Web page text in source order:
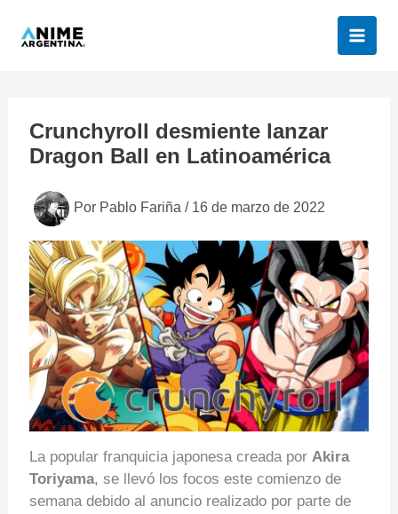
Crunchyroll desmiente lanzar
Dragon Ball en Latinoamérica
Por Pablo Fariña / 16 de marzo de 2022
La popular franquicia japonesa creada por Akira
Toriyama, se llevó los focos este comienzo de
semana debido al anuncio realizado por parte de